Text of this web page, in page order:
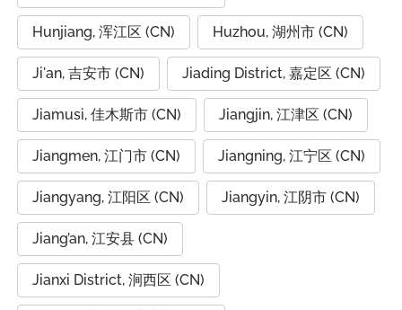
Hunjiang, 浑江区 (CN) Huzhou, 湖州市 (CN)
Ji'an, 吉安市 (CN) Jiading District, 嘉定区 (CN)
Jiamusi, 佳木斯市 (CN) Jiangjin, 江津区 (CN)
Jiangmen, 江门市 (CN) Jiangning, 江宁区 (CN)
Jiangyang, 江阳区 (CN) Jiangyin, 江阴市 (CN)
Jiang’an, 江安县 (CN)
Jianxi District, 涧西区 (CN)